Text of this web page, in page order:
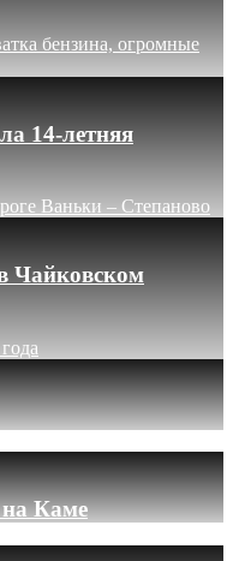
бензина, огромные
14-летняя
Ваньки – Степаново
Чайковском
на Каме